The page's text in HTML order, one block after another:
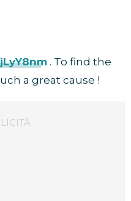
. To find the
a great cause !